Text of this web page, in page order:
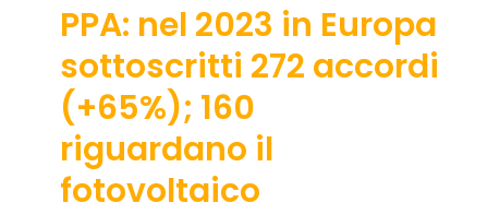
PPA: nel 2023 in Europa
sottoscritti 272 accordi
(+65%); 160
riguardano il
fotovoltaico